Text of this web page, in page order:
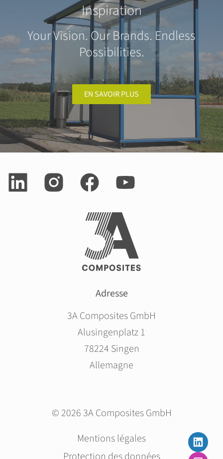
Inspiration
Your Vision. Our Brands. Endless
Possibilities.
EN SAVOIR PLUS
Adresse
3A Composites GmbH
Alusingenplatz 1
78224 Singen
Allemagne
© 2026 3A Composites GmbH
au
Mentions légales